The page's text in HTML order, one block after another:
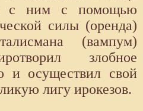
с ним с помощью
силы (оренда)
(вампум)
злобное
и осуществил свой
лигу ирокезов.